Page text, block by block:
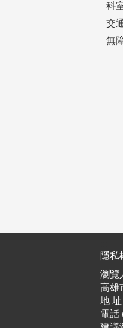
科
交
無
隱私
瀏覽
高雄
地 址
電話